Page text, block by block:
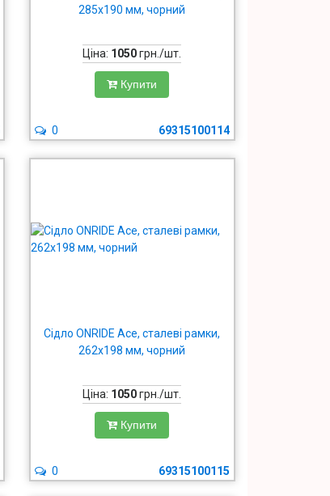
285x190 мм, чорний
Ціна: 1050грн./шт.
Купити
69315100114
0
Сідло ONRIDE Ace, сталеві рамки,
262x198 мм, чорний
Ціна: 1050грн./шт.
Купити
69315100115
0